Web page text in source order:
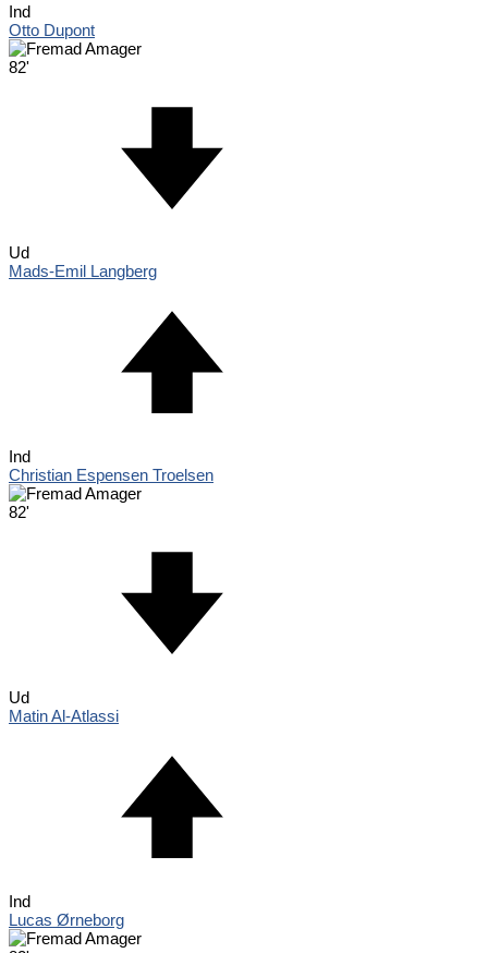
Ind
Otto Dupont
82'
Ud
Mads-Emil Langberg
Ind
Christian Espensen Troelsen
82'
Ud
Matin Al-Atlassi
Ind
Lucas Ørneborg